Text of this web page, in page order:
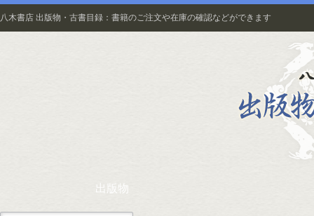
八木書店 出版物・古書目録：書籍のご注文や在庫の確認などができます
出版物